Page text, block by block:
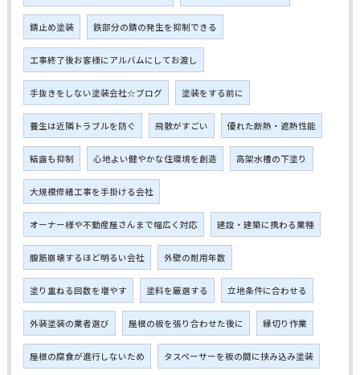
錆止め塗装 鉄部分の錆の発生を抑制できる
工事終了後お客様にアルバムにしてお渡し
手抜きをしない塗装会社☆ブログ 塗装をする前に
養生は近隣トラブルを防ぐ 飛散がすごい 優れた断熱・遮熱性能
結露も抑制 心地よい健やかな住環境を創造 高架水槽の下塗り
大規模修繕工事を手掛ける会社
オーナー様や不動産屋さんまで幅広く対応 建設・建築に携わる業種
腹筋崩壊するほど明るい会社 外壁の耐用年数
塗り重ねる回数を増やす 塗料を厳選する 立地条件に合わせる
外装塗装の業者選び 屋根の板を張り合わせた後に 縁切り作業
屋根の腐食が進行しないため タスペーサーを板の間に挟み込み塗装